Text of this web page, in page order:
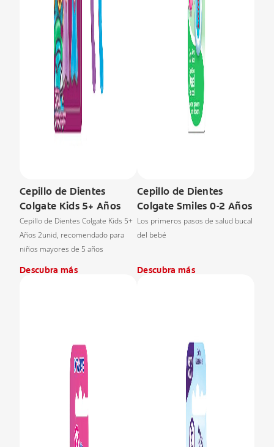
Cepillo de Dientes
Colgate Kids 5+ Años
Cepillo de Dientes Colgate Kids 5+
Años 2unid, recomendado para
niños mayores de 5 años
Descubra más
Cepillo de Dientes
Colgate Smiles 0-2 Años
Los primeros pasos de salud bucal
del bebé
Descubra más